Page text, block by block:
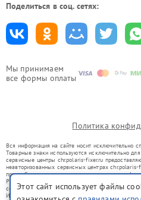
Мы принимаем
все формы оплаты
Поделиться в соц. сетях:
Политика
Вся информация на сайте носит исключительно
Товарные знаки используются исключительно
сервисные центры chr.polaris-fixer.ru
неавторизованных сервисных центрах
правообладателями товарных знаков или их
Ремонт осуществляется для устройств, уже
со статьей 1487 ГК РФ.
Использование товарных знаков не преследует
Этот сайт использует файлы